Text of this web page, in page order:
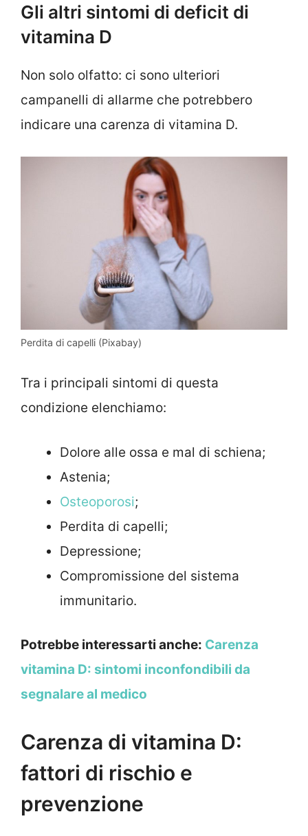
Gli altri sintomi di deficit di
vitamina D
Non solo olfatto: ci sono ulteriori
campanelli di allarme che potrebbero
indicare una carenza di vitamina D.
Perdita di capelli (Pixabay)
Tra i principali sintomi di questa
condizione elenchiamo:
Dolore alle ossa e mal di schiena;
Astenia;
Osteoporosi;
Perdita di capelli;
Depressione;
Compromissione del sistema
immunitario.
Potrebbe interessarti anche: Carenza
vitamina D: sintomi inconfondibili da
segnalare al medico
Carenza di vitamina D:
fattori di rischio e
prevenzione